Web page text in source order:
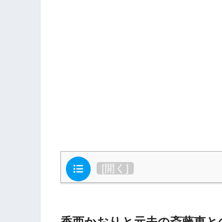
目次 [開く ]